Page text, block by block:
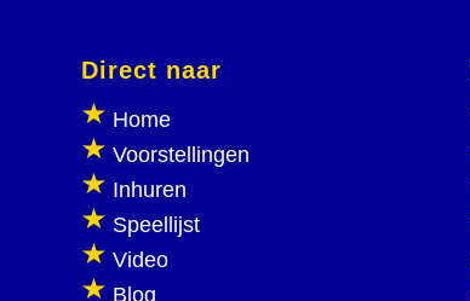
Direct naar
Home
Voorstellingen
Inhuren
Speellijst
Video
Blog